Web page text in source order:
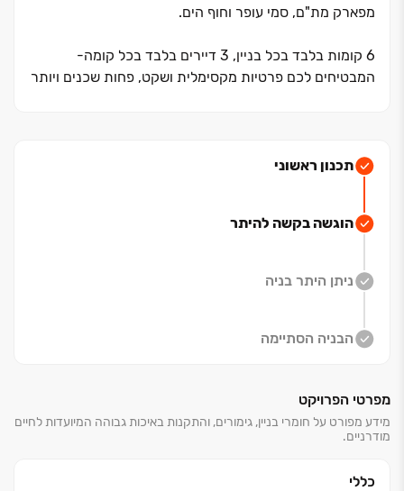
מפארק מת"ם, סמי עופר וחוף הים.
‏6 קומות בלבד בכל בניין, ‏3 דיירים בלבד בכל קומה-
המבטיחים לכם פרטיות מקסימלית ושקט, פחות שכנים ויותר
מרפסת שמש ופנטהאוזים מפוארים עם מרפסת גדולה ,
תכנון ראשוני
הוגשה בקשה להיתר
ניתן היתר בניה
הבניה הסתיימה
מפרטי הפרויקט
מידע מפורט על חומרי בניין, גימורים, והתקנות באיכות גבוהה המיועדות לחיים
מודרניים.
כללי